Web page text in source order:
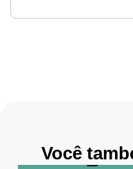
Você DIA5